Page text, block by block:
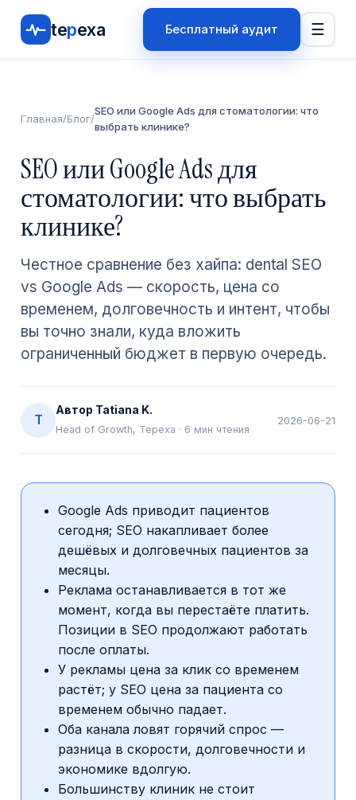
tepexa Бесплатный аудит ☰
Главная/Блог/
SEO или Google Ads для стоматологии: что
выбрать клинике?
SEO или Google Ads для
стоматологии: что выбрать
клинике?
Честное сравнение без хайпа: dental SEO
vs Google Ads — скорость, цена со
временем, долговечность и интент, чтобы
вы точно знали, куда вложить
ограниченный бюджет в первую очередь.
T
Автор Tatiana K.
Head of Growth, Tepexa · 6 мин чтения
2026-06-21
Google Ads приводит пациентов
сегодня; SEO накапливает более
дешёвых и долговечных пациентов за
месяцы.
Реклама останавливается в тот же
момент, когда вы перестаёте платить.
Позиции в SEO продолжают работать
после оплаты.
У рекламы цена за клик со временем
растёт; у SEO цена за пациента со
временем обычно падает.
Оба канала ловят горячий спрос —
разница в скорости, долговечности и
экономике вдолгую.
Большинству клиник не стоит